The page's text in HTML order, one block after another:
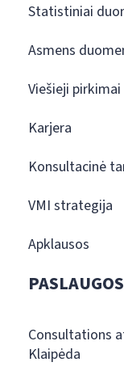
Statistiniai
Asmens
Viešieji pirkimai
Karjera
Konsultacinė
VMI strategija
Apklausos
PASLAUGOS
Consultations
Klaipėda